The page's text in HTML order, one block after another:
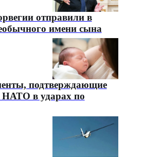
отправили в
имени сына
подтверждающие
НАТО в ударах по